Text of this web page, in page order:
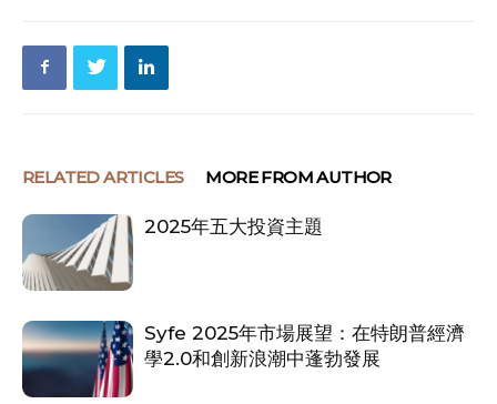
RELATED ARTICLES MORE FROM AUTHOR
2025年五大投資主題
Syfe 2025年市場展望：在特朗普經濟
學2.0和創新浪潮中蓬勃發展